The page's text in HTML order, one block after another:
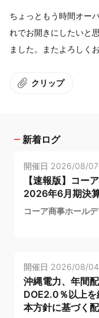
ちょっともう時間オー
れでお開きにしたいと
ました。またよろしく
クリップ
新着ログ
開催日 2026/08/07
【速報版】コー
2026年6月期決
コーア商事ホール
開催日 2026/08/04
沖縄電力、年間
DOE2.0％以上
本方針に基づく